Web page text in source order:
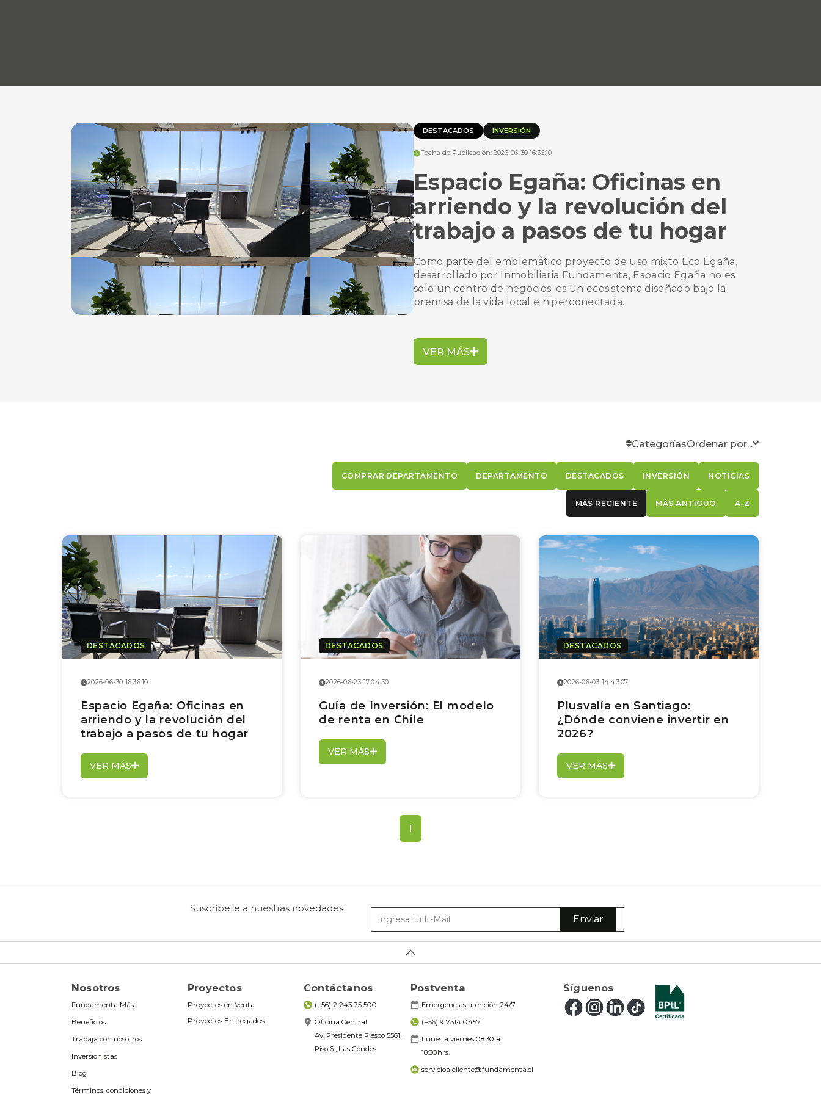
DESTACADOS INVERSIÓN
Fecha de Publicación: 2026-06-30 16:36:10
Espacio Egaña: Oficinas en
arriendo y la revolución del
trabajo a pasos de tu hogar
Como parte del emblemático proyecto de uso mixto Eco Egaña,
desarrollado por Inmobiliaria Fundamenta, Espacio Egaña no es
solo un centro de negocios; es un ecosistema diseñado bajo la
premisa de la vida local e hiperconectada.
VER MÁS
Categorí­asOrdenar por...
COMPRAR DEPARTAMENTO DEPARTAMENTO DESTACADOS INVERSIÓN NOTICIAS
MÁS RECIENTE MÁS ANTIGUO A-Z
DESTACADOS
2026-06-30 16:36:10
Espacio Egaña: Oficinas en
arriendo y la revolución del
trabajo a pasos de tu hogar
VER MÁS
DESTACADOS
2026-06-23 17:04:30
Guía de Inversión: El modelo
de renta en Chile
VER MÁS
DESTACADOS
2026-06-03 14:43:07
Plusvalía en Santiago:
¿Dónde conviene invertir en
2026?
VER MÁS
1
Suscríbete a nuestras novedades
Enviar
Nosotros
Fundamenta Más
Beneficios
Trabaja con nosotros
Inversionistas
Blog
Términos, condiciones y
Proyectos
Proyectos en Venta
Proyectos Entregados
Contáctanos
(+56) 2 243 75 500
Oficina Central
Av. Presidente Riesco 5561,
Piso 6 , Las Condes
Postventa
Emergencias atención 24/7
(+56) 9 7314 0457
Lunes a viernes 08:30 a
18:30hrs.
servicioalcliente@fundamenta.cl
Síguenos